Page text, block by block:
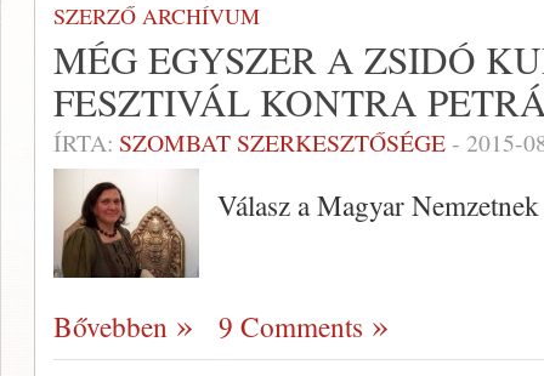
SZERZŐ ARCHÍVUM
MÉG EGYSZER A ZSIDÓ
FESZTIVÁL KONTRA
ÍRTA: SZOMBAT SZERKESZTŐSÉGE- 2015-
Válasz a Magyar Nemzetnek
Bővebben 9 Comments